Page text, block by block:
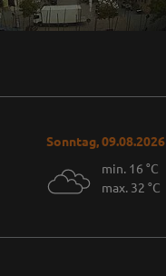
Sonntag, 09.08.2026
min. 16 °C
max. 32 °C